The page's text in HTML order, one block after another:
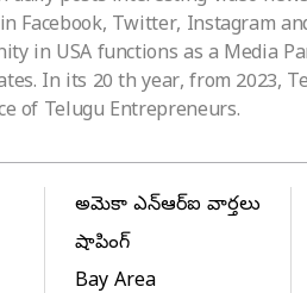
Facebook, Twitter, Instagram
in USA functions as a Media
In its 20 th year, from 2023,
of Telugu Entrepreneurs.
అమెరికా ఎన్‌ఆర్‌ఐ వార్తలు
షాపింగ్
Bay Area